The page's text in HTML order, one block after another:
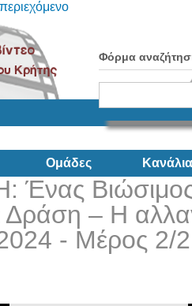
Φόρμα
Ομάδες Κανάλια
Ένας
– Η
- Μέρος 2/2